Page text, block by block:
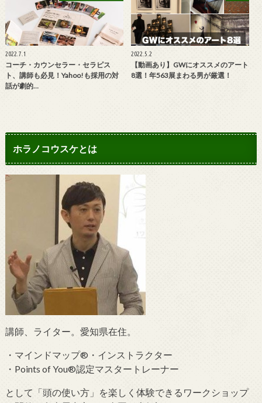
2022.7.1
コーチ・カウンセラー・セラピス
ト、講師も必見！Yahoo!も採用の対
話が劇的…
2022.5.2
【動画あり】GWにオススメのアート
8選！年563展まわる男が厳選！
ホラノコウスケとは
講師、ライター。愛知県在住。
・マインドマップ®・インストラクター
・Points of You®認定マスタートレーナー
として「頭の使い方」を楽しく体験できるワークショップ